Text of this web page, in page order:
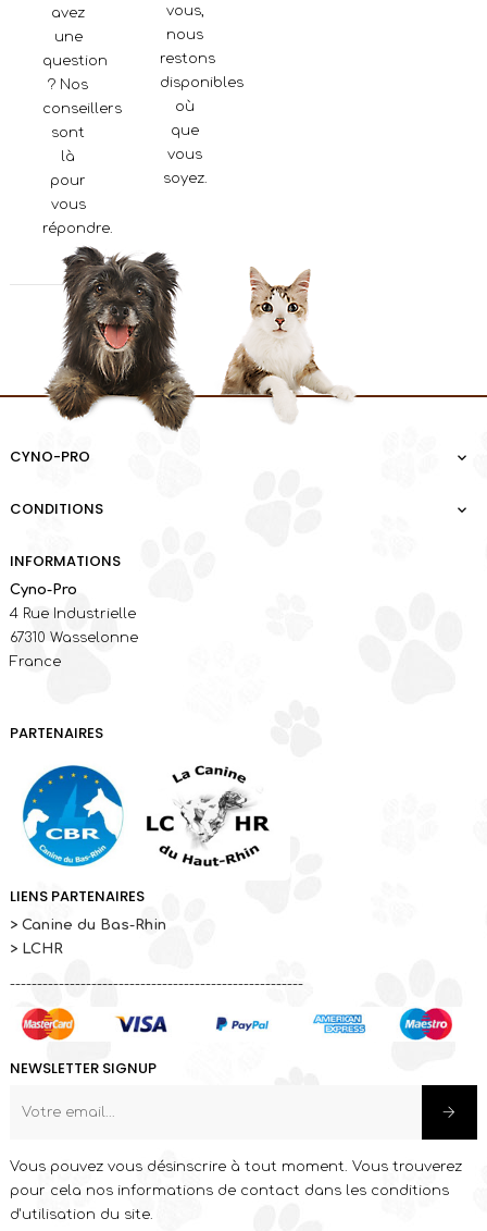
avez
une
question
? Nos
conseillers
sont
là
pour
vous
répondre.
vous,
nous
restons
disponibles
où
que
vous
soyez.
CYNO-PRO 
CONDITIONS 
INFORMATIONS
Cyno-Pro
4 Rue Industrielle
67310 Wasselonne
France
PARTENAIRES
LIENS PARTENAIRES
> Canine du Bas-Rhin
> LCHR
------------------------------------------------------
NEWSLETTER SIGNUP
Vous pouvez vous désinscrire à tout moment. Vous trouverez
pour cela nos informations de contact dans les conditions
d'utilisation du site.